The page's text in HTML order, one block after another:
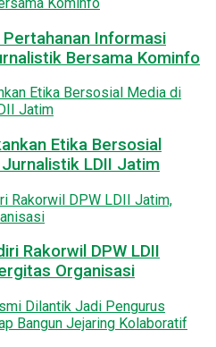
Informasi
Bersama Kominfo
Etika Bersosial
LDII Jatim
Rakorwil DPW LDII
Organisasi